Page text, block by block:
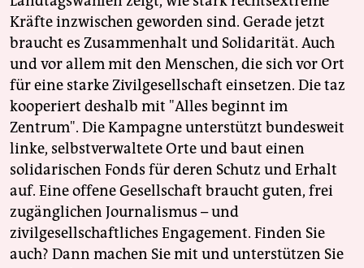
Kräfte inzwischen geworden sind. Gerade jetzt
braucht es Zusammenhalt und Solidarität. Auch
und vor allem mit den Menschen, die sich vor Ort
für eine starke Zivilgesellschaft einsetzen. Die taz
kooperiert deshalb mit "Alles beginnt im
Zentrum". Die Kampagne unterstützt bundesweit
linke, selbstverwaltete Orte und baut einen
solidarischen Fonds für deren Schutz und Erhalt
auf. Eine offene Gesellschaft braucht guten, frei
zugänglichen Journalismus – und
zivilgesellschaftliches Engagement. Finden Sie
auch? Dann machen Sie mit und unterstützen Sie